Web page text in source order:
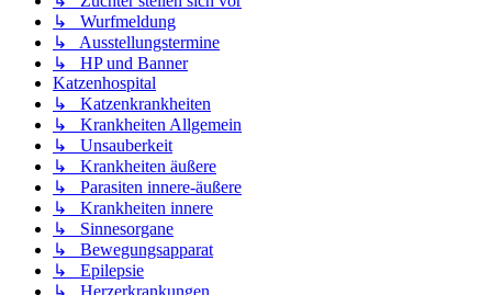
↳ Wurfmeldung
↳ Ausstellungstermine
↳ HP und Banner
Katzenhospital
↳ Katzenkrankheiten
↳ Krankheiten Allgemein
↳ Unsauberkeit
↳ Krankheiten äußere
↳ Parasiten innere-äußere
↳ Krankheiten innere
↳ Sinnesorgane
↳ Bewegungsapparat
↳ Epilepsie